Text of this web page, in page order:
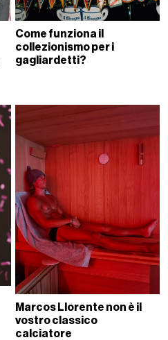
Come funziona il
collezionismo per i
gagliardetti?
Marcos Llorente non è il
vostro classico
calciatore